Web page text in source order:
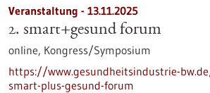
Veranstaltung - 13.11.2025
2. smart+gesund forum
online, Kongress/Symposium
https://www.gesundheitsindustrie-
smart-plus-gesund-forum